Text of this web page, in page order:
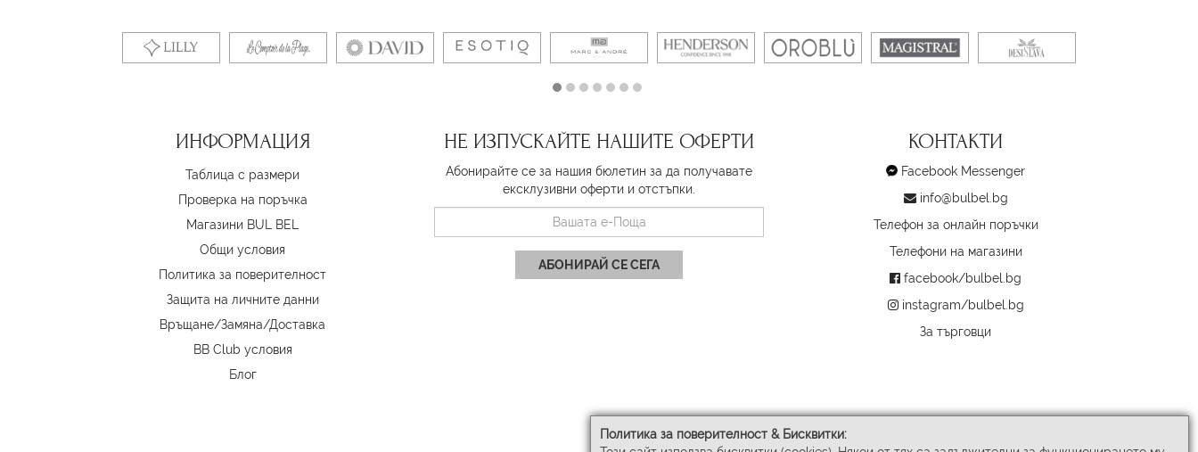
Политика за поверителност & Бисквитки:
ИНФОРМАЦИЯ
Таблица с размери
Проверка на поръчка
Магазини BUL BEL
Oбщи условия
Политика за поверителност
Защита на личните данни
Връщане/Замяна/Доставка
BB Club условия
Блог
НЕ ИЗПУСКАЙТЕ НАШИТЕ ОФЕРТИ
Абонирайте се за нашия бюлетин за да получавате
ексклузивни оферти и отстъпки.
АБОНИРАЙ СЕ СЕГА
КОНТАКТИ
Facebook Messenger
info@bulbel.bg
Телефон за онлайн поръчки
Телефони на магазини
facebook/bulbel.bg
instagram/bulbel.bg
За търговци